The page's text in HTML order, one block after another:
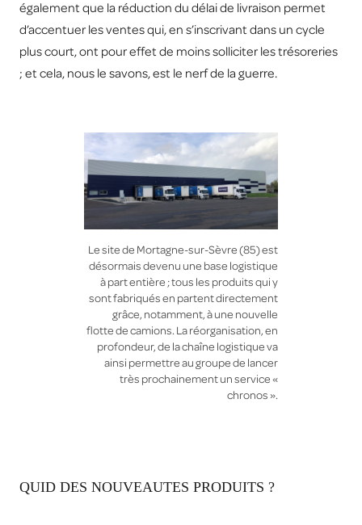
également que la réduction du délai de livraison permet
d’accentuer les ventes qui, en s’inscrivant dans un cycle
plus court, ont pour effet de moins solliciter les trésoreries
; et cela, nous le savons, est le nerf de la guerre.
Le site de Mortagne-sur-Sèvre (85) est
désormais devenu une base logistique
à part entière ; tous les produits qui y
sont fabriqués en partent directement
grâce, notamment, à une nouvelle
flotte de camions. La réorganisation, en
profondeur, de la chaîne logistique va
ainsi permettre au groupe de lancer
très prochainement un service «
chronos ».
QUID DES NOUVEAUTES PRODUITS ?